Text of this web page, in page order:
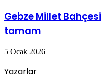
Gebze Millet
tamam
5 Ocak 2026
Yazarlar